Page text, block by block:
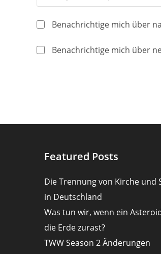
deinen
Namen
Benutzernamen
Benachrichtige mich über
Benachrichtige mich über
Featured Posts
Die Trennung von Kirche und
in Deutschland
Was tun wir, wenn ein
die Erde zurast?
TWW Season 2 Änderungen